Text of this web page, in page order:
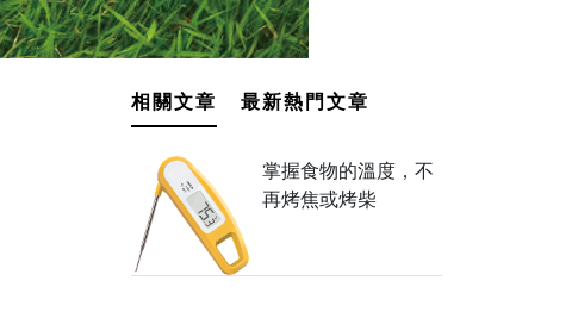
相關文章 最新熱門文章
掌握食物的溫度，不
再烤焦或烤柴